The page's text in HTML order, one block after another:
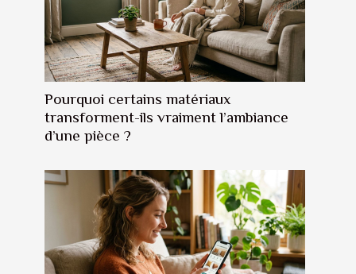
Pourquoi certains matériaux
transforment-ils vraiment l’ambiance
d’une pièce ?